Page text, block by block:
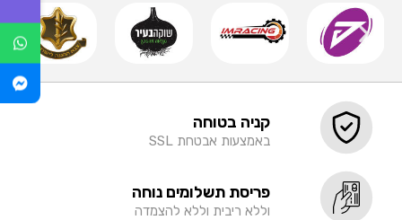
קניה בטוחה
באמצעות אבטחת SSL
פריסת תשלומים נוחה
וללא ריבית וללא להצמדה